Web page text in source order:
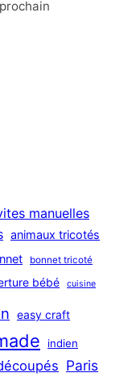
manuelles
animaux tricotés
bonnet tricoté
bébé cuisine
easy craft
indien
Paris